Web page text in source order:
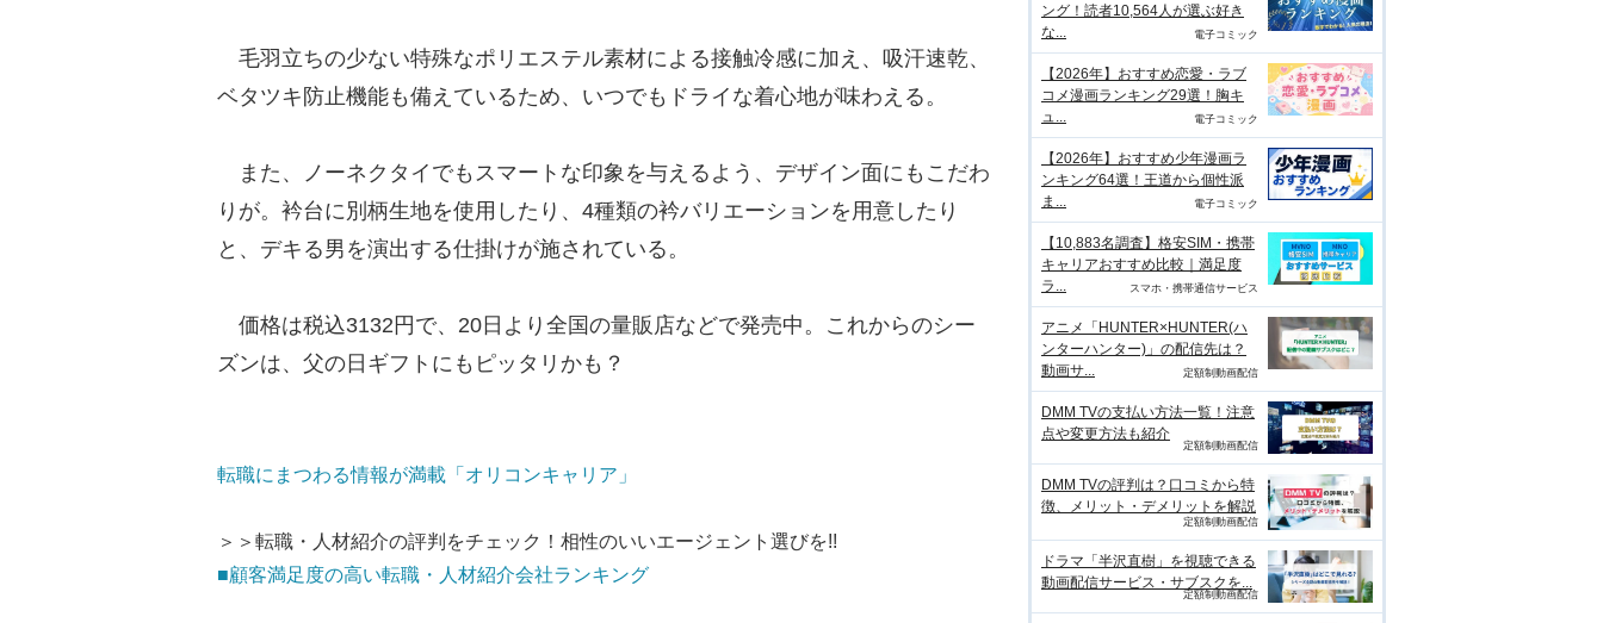
毛羽立ちの少ない特殊なポリエステル素材による接触冷感に加え、吸汗速乾、
ベタツキ防止機能も備えているため、いつでもドライな着心地が味わえる。
また、ノーネクタイでもスマートな印象を与えるよう、デザイン面にもこだわ
りが。衿台に別柄生地を使用したり、4種類の衿バリエーションを用意したり
と、デキる男を演出する仕掛けが施されている。
価格は税込3132円で、20日より全国の量販店などで発売中。これからのシー
ズンは、父の日ギフトにもピッタリかも？
転職にまつわる情報が満載「オリコンキャリア」
＞＞転職・人材紹介の評判をチェック！相性のいいエージェント選びを!!
■顧客満足度の高い転職・人材紹介会社ランキング
ング！読者10,564人が選ぶ好き
な...
電子コミック
【2026年】おすすめ恋愛・ラブ
コメ漫画ランキング29選！胸キ
ュ...
電子コミック
【2026年】おすすめ少年漫画ラ
ンキング64選！王道から個性派
ま...
電子コミック
【10,883名調査】格安SIM・携帯
キャリアおすすめ比較｜満足度
ラ...
スマホ・携帯通信サービス
アニメ「HUNTER×HUNTER(ハ
ンターハンター)」の配信先は？
動画サ...
定額制動画配信
DMM TVの支払い方法一覧！注意
点や変更方法も紹介
定額制動画配信
DMM TVの評判は？口コミから特
徴、メリット・デメリットを解説
定額制動画配信
ドラマ「半沢直樹」を視聴できる
動画配信サービス・サブスクを...
定額制動画配信